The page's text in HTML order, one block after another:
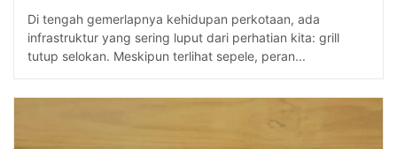
Di tengah gemerlapnya kehidupan perkotaan, ada
infrastruktur yang sering luput dari perhatian kita: grill
tutup selokan. Meskipun terlihat sepele, peran...